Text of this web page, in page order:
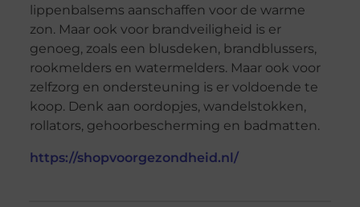
lippenbalsems aanschaffen voor de warme
zon. Maar ook voor brandveiligheid is er
genoeg, zoals een blusdeken, brandblussers,
rookmelders en watermelders. Maar ook voor
zelfzorg en ondersteuning is er voldoende te
koop. Denk aan oordopjes, wandelstokken,
rollators, gehoorbescherming en badmatten.
https://shopvoorgezondheid.nl/